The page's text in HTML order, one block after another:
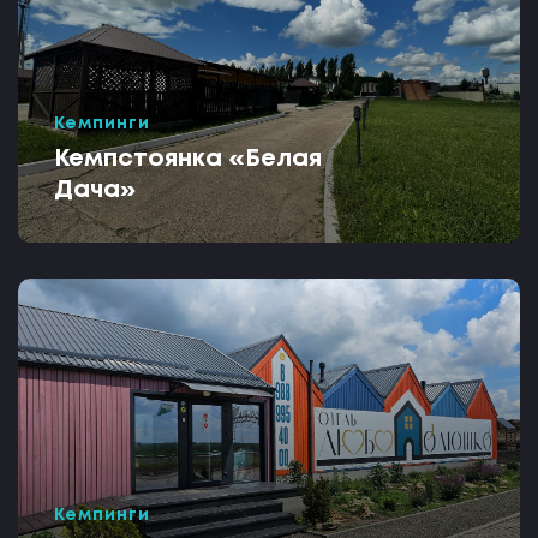
Кемпинги
Кемпстоянка «Белая
Дача»
Кемпинги